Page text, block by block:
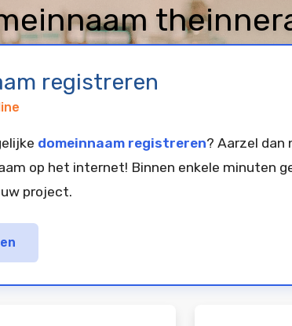
en
registreren
domeinnaam registreren? Aarzel
op het internet! Binnen enkele minuten
project.